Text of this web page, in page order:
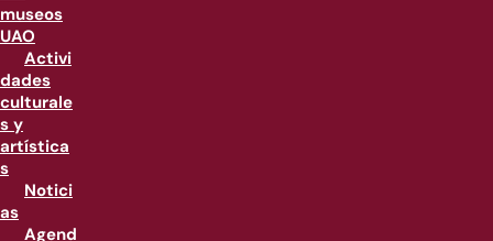
museos
UAO
Activi
dades
culturale
s y
artística
s
Notici
as
Agend